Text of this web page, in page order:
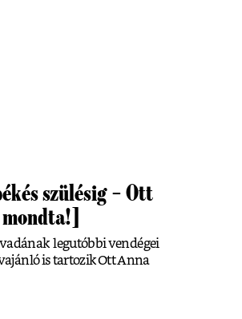
szülésig – Ott
legutóbbi vendégei
is tartozik Ott Anna